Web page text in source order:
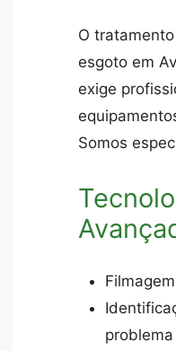
O
esgoto em
exige
Somos
problema